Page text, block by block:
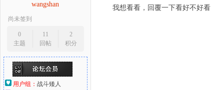
wangshan
尚未签到
0
主题
11
回帖
2
积分
用户组： 战斗矮人
我想看看，回覆一下看好不好看